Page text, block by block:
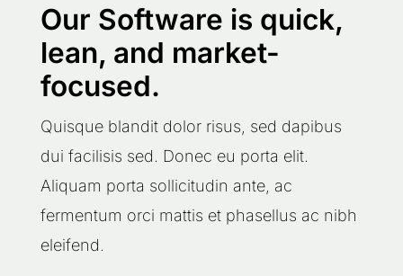
Our Software is quick,
lean, and market-
focused.
Quisque blandit dolor risus, sed dapibus
dui facilisis sed. Donec eu porta elit.
Aliquam porta sollicitudin ante, ac
fermentum orci mattis et phasellus ac nibh
eleifend.